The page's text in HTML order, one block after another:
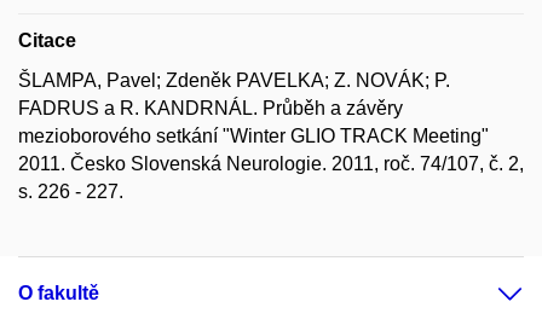
Citace
ŠLAMPA, Pavel; Zdeněk PAVELKA; Z. NOVÁK; P.
FADRUS a R. KANDRNÁL. Průběh a závěry
mezioborového setkání "Winter GLIO TRACK Meeting"
2011. Česko Slovenská Neurologie. 2011, roč. 74/107, č. 2,
s. 226 - 227.
O fakultě